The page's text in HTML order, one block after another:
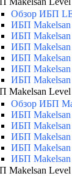
Обзор ИБП
ИБП Makelsan
ИБП Makelsan
ИБП Makelsan
ИБП Makelsan
ИБП Makelsan
ИБП Makelsan
Makelsan
Обзор ИБП
ИБП Makelsan
ИБП Makelsan
ИБП Makelsan
ИБП Makelsan
ИБП Makelsan
Makelsan Level